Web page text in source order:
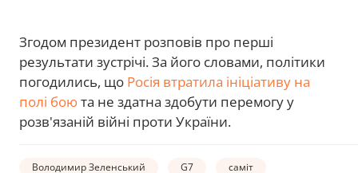
Згодом президент розповів про перші
результати зустрічі. За його словами, політики
погодились, що Росія втратила ініціативу на
полі боюта не здатна здобути перемогу у
розв'язаній війні проти України.
Володимир Зеленський G7 саміт